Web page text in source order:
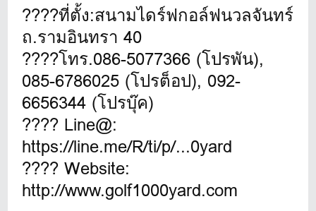
????ที่ตั้ง:สนามไดร์ฟกอล์ฟนวลจันทร์
ถ.รามอินทรา 40
????โทร.086-5077366 (โปรพัน),
085-6786025 (โปรต็อป), 092-
6656344 (โปรบุ๊ค)
???? Line@:
https://line.me/R/ti/p/...0yard
???? Website:
http://www.golf1000yard.com